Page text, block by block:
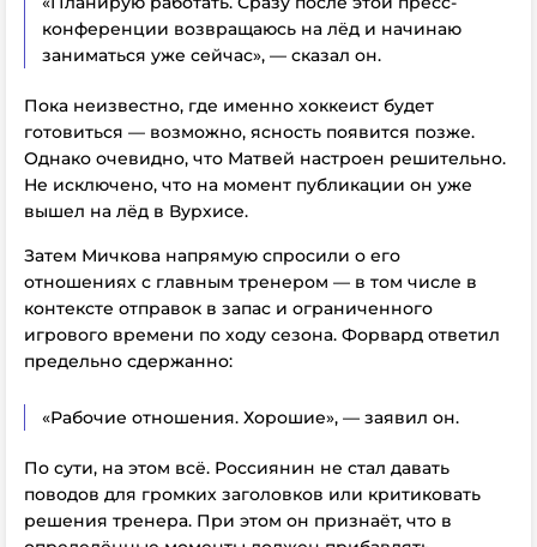
конференции возвращаюсь на лёд и начинаю
заниматься уже сейчас», — сказал он.
Пока неизвестно, где именно хоккеист будет
готовиться — возможно, ясность появится позже.
Однако очевидно, что Матвей настроен решительно.
Не исключено, что на момент публикации он уже
вышел на лёд в Вурхисе.
Затем Мичкова напрямую спросили о его
отношениях с главным тренером — в том числе в
контексте отправок в запас и ограниченного
игрового времени по ходу сезона. Форвард ответил
предельно сдержанно:
«Рабочие отношения. Хорошие», — заявил он.
По сути, на этом всё. Россиянин не стал давать
поводов для громких заголовков или критиковать
решения тренера. При этом он признаёт, что в